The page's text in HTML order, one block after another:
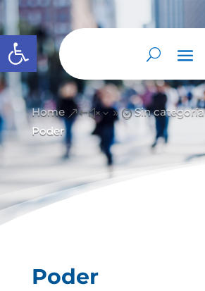
Abrir barra de herramientas
Home &#x39; Sin categoría
Poder
Poder